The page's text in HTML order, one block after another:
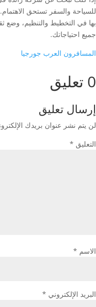
للسياحة والسفر تستحق
بها في التخطيط والتنظيم، وضع
جميع احتياجاتك.
المسافرون العرب جورجيا
0 تعليق
إرسال تعليق
لن يتم نشر عنوان بريدك
التعليق *
الاسم *
البريد الإلكتروني *